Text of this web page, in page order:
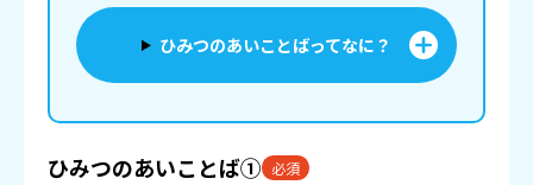
ひみつのあいことばってなに？
ひみつのあいことば① 必須